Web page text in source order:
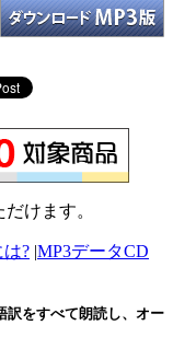
けます。
? |MP3データCD
訳をすべて朗読し、オー